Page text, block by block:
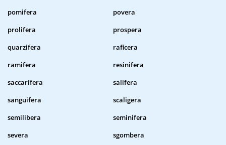
pomifera
povera
prolifera
prospera
quarzifera
raficera
ramifera
resinifera
saccarifera
salifera
sanguifera
scaligera
semilibera
seminifera
severa
sgombera